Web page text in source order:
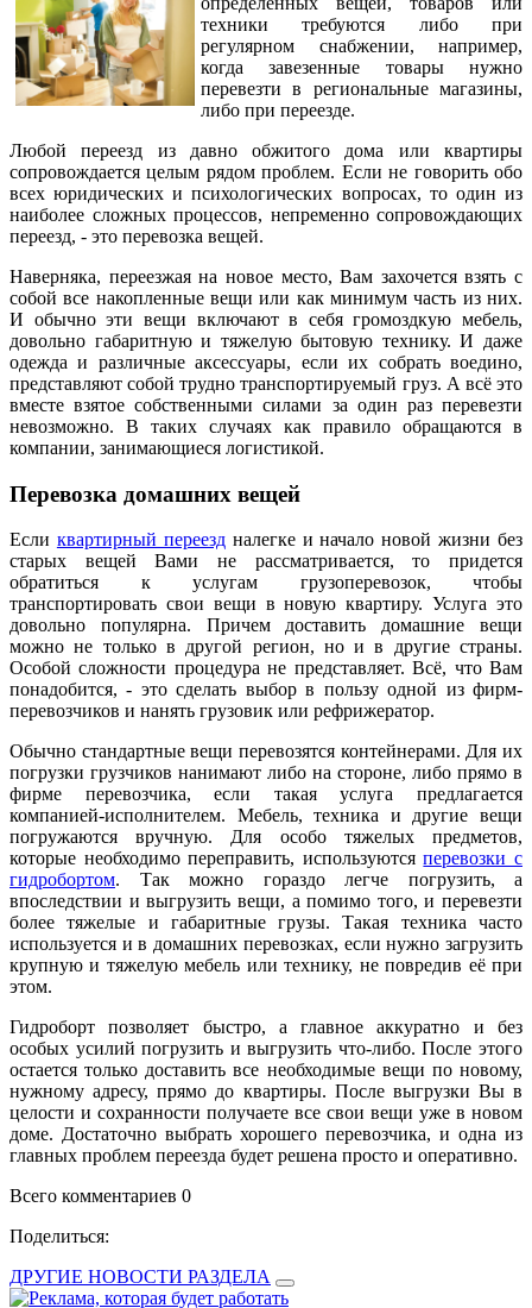
техники требуются либо при
регулярном снабжении, например,
когда завезенные товары нужно
перевезти в региональные магазины,
либо при переезде.
Любой переезд из давно обжитого дома или квартиры
сопровождается целым рядом проблем. Если не говорить обо
всех юридических и психологических вопросах, то один из
наиболее сложных процессов, непременно сопровождающих
переезд, - это перевозка вещей.
Наверняка, переезжая на новое место, Вам захочется взять с
собой все накопленные вещи или как минимум часть из них.
И обычно эти вещи включают в себя громоздкую мебель,
довольно габаритную и тяжелую бытовую технику. И даже
одежда и различные аксессуары, если их собрать воедино,
представляют собой трудно транспортируемый груз. А всё это
вместе взятое собственными силами за один раз перевезти
невозможно. В таких случаях как правило обращаются в
компании, занимающиеся логистикой.
Перевозка домашних вещей
Если квартирный переездналегке и начало новой жизни без
старых вещей Вами не рассматривается, то придется
обратиться к услугам грузоперевозок, чтобы
транспортировать свои вещи в новую квартиру. Услуга это
довольно популярна. Причем доставить домашние вещи
можно не только в другой регион, но и в другие страны.
Особой сложности процедура не представляет. Всё, что Вам
понадобится, - это сделать выбор в пользу одной из фирм-
перевозчиков и нанять грузовик или рефрижератор.
Обычно стандартные вещи перевозятся контейнерами. Для их
погрузки грузчиков нанимают либо на стороне, либо прямо в
фирме перевозчика, если такая услуга предлагается
компанией-исполнителем. Мебель, техника и другие вещи
погружаются вручную. Для особо тяжелых предметов,
которые необходимо переправить, используютсяперевозки с
гидробортом. Так можно гораздо легче погрузить, а
впоследствии и выгрузить вещи, а помимо того, и перевезти
более тяжелые и габаритные грузы. Такая техника часто
используется и в домашних перевозках, если нужно загрузить
крупную и тяжелую мебель или технику, не повредив её при
этом.
Гидроборт позволяет быстро, а главное аккуратно и без
особых усилий погрузить и выгрузить что-либо. После этого
остается только доставить все необходимые вещи по новому,
нужному адресу, прямо до квартиры. После выгрузки Вы в
целости и сохранности получаете все свои вещи уже в новом
доме. Достаточно выбрать хорошего перевозчика, и одна из
главных проблем переезда будет решена просто и оперативно.
Всего комментариев 0
Поделиться:
ДРУГИЕ НОВОСТИ РАЗДЕЛА